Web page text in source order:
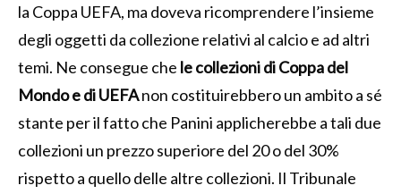
la Coppa UEFA, ma doveva ricomprendere l’insieme
degli oggetti da collezione relativi al calcio e ad altri
temi. Ne consegue che le collezioni di Coppa del
Mondo e di UEFAnon costituirebbero un ambito a sé
stante per il fatto che Panini applicherebbe a tali due
collezioni un prezzo superiore del 20 o del 30%
rispetto a quello delle altre collezioni. Il Tribunale